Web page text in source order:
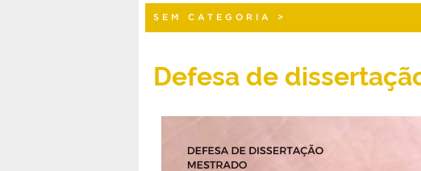
SEM CATEGORIA >
Defesa de